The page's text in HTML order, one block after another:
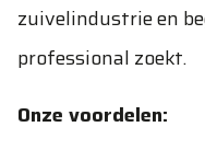
zuivelindustrie en
professional zoekt.
Onze voordelen: